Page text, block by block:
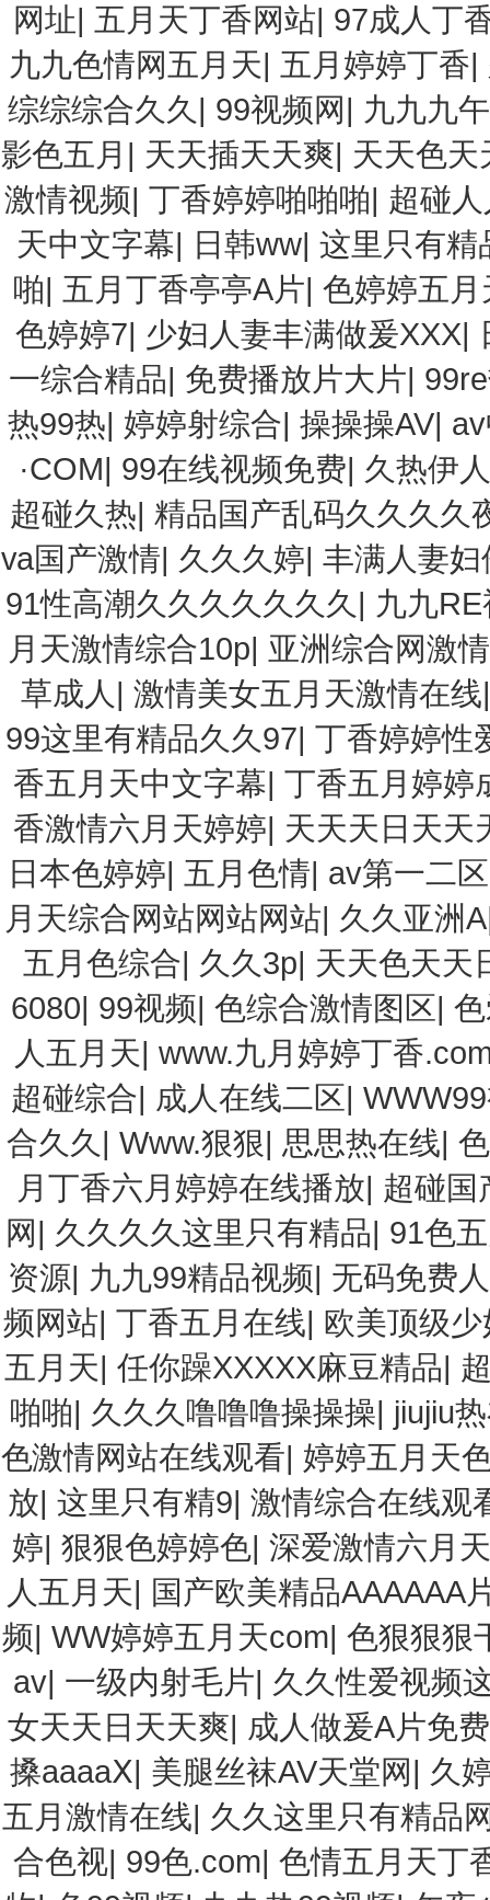
网址| 五月天丁香网站| 97成人丁
九九色情网五月天| 五月婷婷丁香|
综综综合久久 | 99视频网| 九九九
影色五月 | 天天插天天爽| 天天色天
激情视频| 丁香婷婷啪啪啪| 超碰
天中文字幕| 日韩ww| 这里只有精
啪| 五月丁香亭亭A片| 色婷婷五月
色婷婷7| 少妇人妻丰满做爰XXX|
一综合精品| 免费播放片大片|
热99热| 婷婷射综合| 操操操AV|
·COM| 99在线视频免费| 久热伊
超碰久热|精品国产乱码久久久久
va国产激情| 久久久婷|丰满人妻
91性高潮久久久久久久久 | 九九
月天激情综合10p| 亚洲综合网激
草成人 | 激情美女五月天激情在线
99这里有精品久久97|丁香婷婷性
香五月天中文字幕| 丁香五月婷婷
香激情六月天婷婷| 天天天日天天
日本色婷婷| 五月色情| av第一二区
月天综合网站网站网站| 久久亚洲A
五月色综合| 久久3p| 天天色天天
6080| 99视频|色综合激情图区|
人五月天|www.九月婷婷丁香
超碰综合| 成人在线二区|
合久久 |Www.狠狠| 思思热在线|
月丁香六月婷婷在线播放| 超碰国
网| 久久久久这里只有精品| 91色
资源| 九九99精品视频| 无码免费
频网站| 丁香五月在线| 欧美顶级
五月天|任你躁XXXXX麻豆精品|
啪啪| 久久久噜噜噜操操操| jiujiu
色激情网站在线观看| 婷婷五月天
放| 这里只有精9| 激情综合在线观
婷|狠狠色婷婷色|深爱激情六月
人五月天| 国产欧美精品AAAAAA
频|WW婷婷五月天com|色狠狠狠
av| 一级内射毛片| 久久性爱视频
女天天日天天爽| 成人做爰A片免
搡aaaaⅩ| 美腿丝袜AV天堂网| 久
五月激情在线| 久久这里只有精品
合色视| 99色.com|色情五月天丁